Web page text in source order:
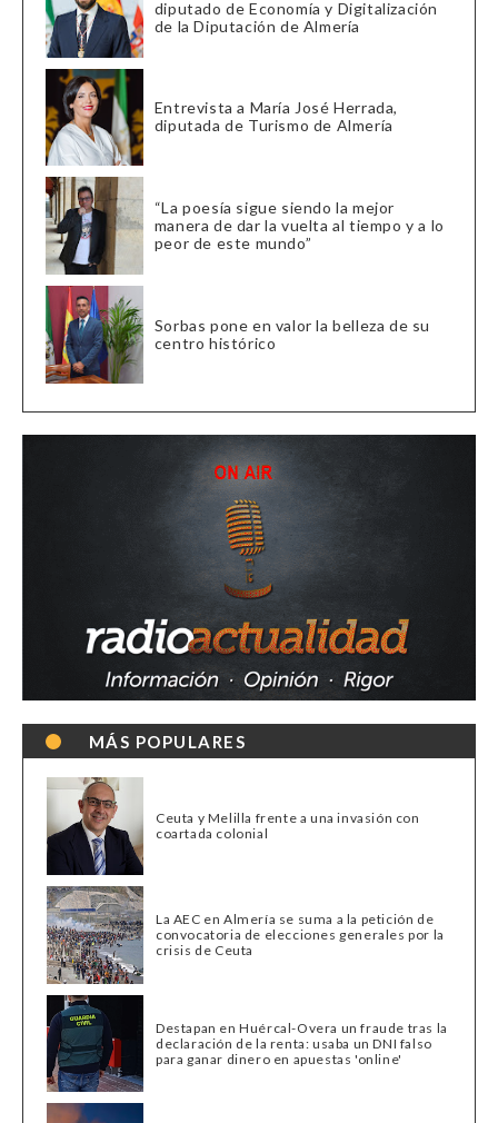
diputado de Economía y Digitalización
de la Diputación de Almería
Entrevista a María José Herrada,
diputada de Turismo de Almería
“La poesía sigue siendo la mejor
manera de dar la vuelta al tiempo y a lo
peor de este mundo”
Sorbas pone en valor la belleza de su
centro histórico
MÁS POPULARES
Ceuta y Melilla frente a una invasión con
coartada colonial
La AEC en Almería se suma a la petición de
convocatoria de elecciones generales por la
crisis de Ceuta
Destapan en Huércal-Overa un fraude tras la
declaración de la renta: usaba un DNI falso
para ganar dinero en apuestas 'online'